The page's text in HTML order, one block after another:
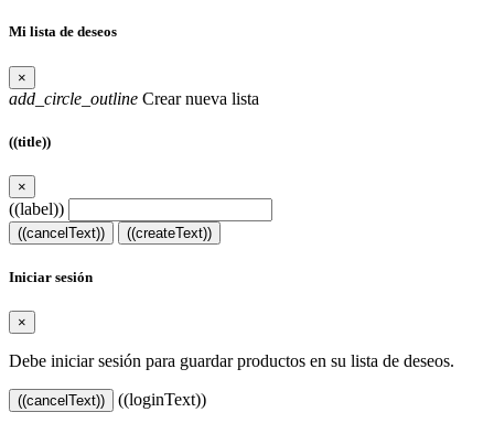
Mi lista de deseos
×
add_circle_outline Crear nueva lista
((title))
×
((label))
((cancelText)) ((createText))
Iniciar sesión
×
Debe iniciar sesión para guardar productos en su lista de deseos.
((cancelText)) ((loginText))